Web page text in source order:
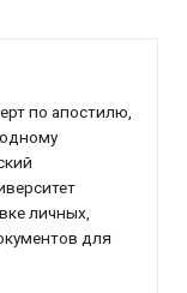
по апостилю,
личных,
для